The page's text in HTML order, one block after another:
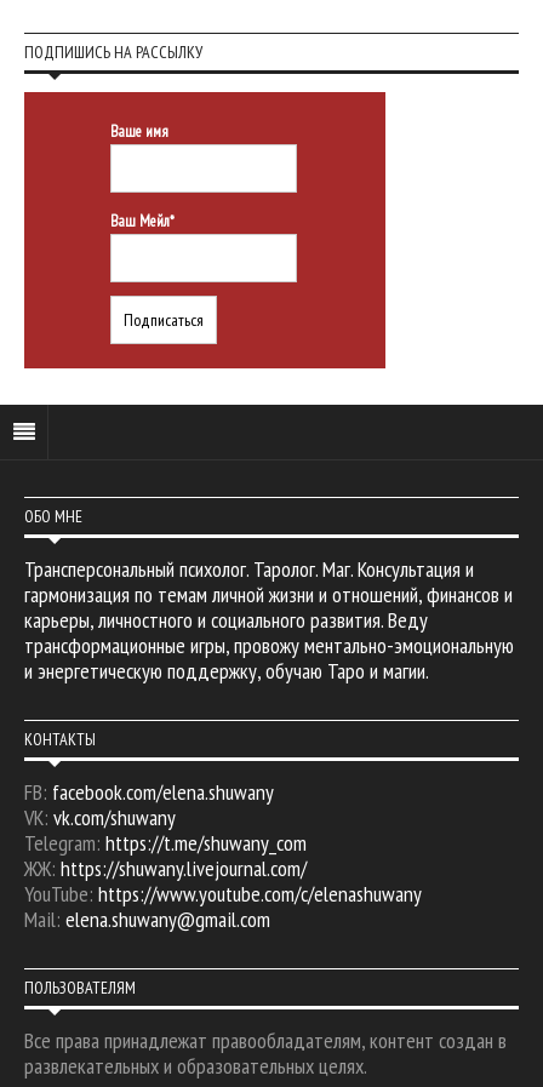
ПОДПИШИСЬ НА РАССЫЛКУ
Ваше имя
Ваш Мейл*
ОБО МНЕ
Трансперсональный психолог. Таролог. Маг. Консультация и
гармонизация по темам личной жизни и отношений, финансов и
карьеры, личностного и социального развития. Веду
трансформационные игры, провожу ментально-эмоциональную
и энергетическую поддержку, обучаю Таро и магии.
КОНТАКТЫ
FB: facebook.com/elena.shuwany
VK: vk.com/shuwany
Telegram: https://t.me/shuwany_com
ЖЖ: https://shuwany.livejournal.com/
YouTube: https://www.youtube.com/c/elenashuwany
Mail: elena.shuwany@gmail.com
ПОЛЬЗОВАТЕЛЯМ
Все права принадлежат правообладателям, контент создан в
развлекательных и образовательных целях.